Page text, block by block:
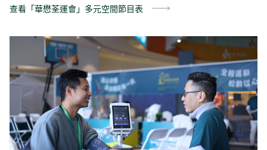
查看「華懋荃運會」多元空間節目表